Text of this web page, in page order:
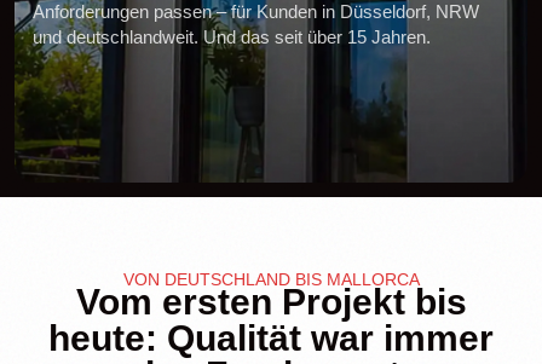
Anforderungen passen – für Kunden in Düsseldorf, NRW
und deutschlandweit. Und das seit über 15 Jahren.
VON DEUTSCHLAND BIS MALLORCA
Vom ersten Projekt bis
heute: Qualität war immer